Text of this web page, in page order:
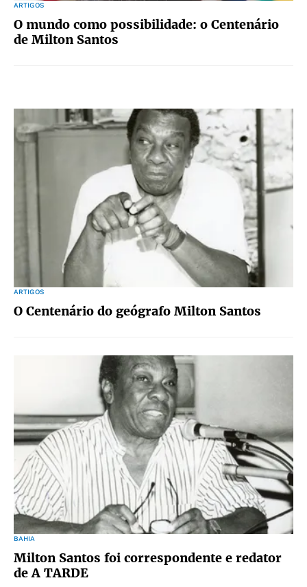
ARTIGOS
O mundo como possibilidade: o Centenário
de Milton Santos
ARTIGOS
O Centenário do geógrafo Milton Santos
BAHIA
Milton Santos foi correspondente e redator
de A TARDE